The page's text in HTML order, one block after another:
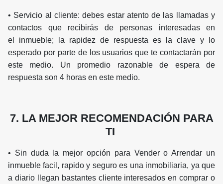
• Servicio al cliente: debes estar atento de las llamadas y
contactos que recibirás de personas interesadas en
el inmueble; la rapidez de respuesta es la clave y lo
esperado por parte de los usuarios que te contactarán por
este medio. Un promedio razonable de espera de
respuesta son 4 horas en este medio.
7. LA MEJOR RECOMENDACIÓN PARA
TI
• Sin duda la mejor opción para Vender o Arrendar un
inmueble facil, rapido y seguro es una inmobiliaria, ya que
a diario llegan bastantes cliente interesados en comprar o